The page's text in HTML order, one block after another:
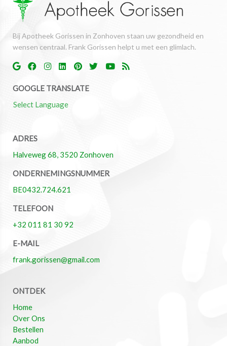
Bij Apotheek Gorissen in Zonhoven staan uw gezondheid en
wensen centraal. Frank Gorissen helpt u met een glimlach.
GOOGLE TRANSLATE
Select Language
ADRES
Halveweg 68, 3520 Zonhoven
ONDERNEMINGSNUMMER
BE0432.724.621
TELEFOON
+32 011 81 30 92
E-MAIL
frank.gorissen@gmail.com
ONTDEK
Home
Over Ons
Bestellen
Aanbod